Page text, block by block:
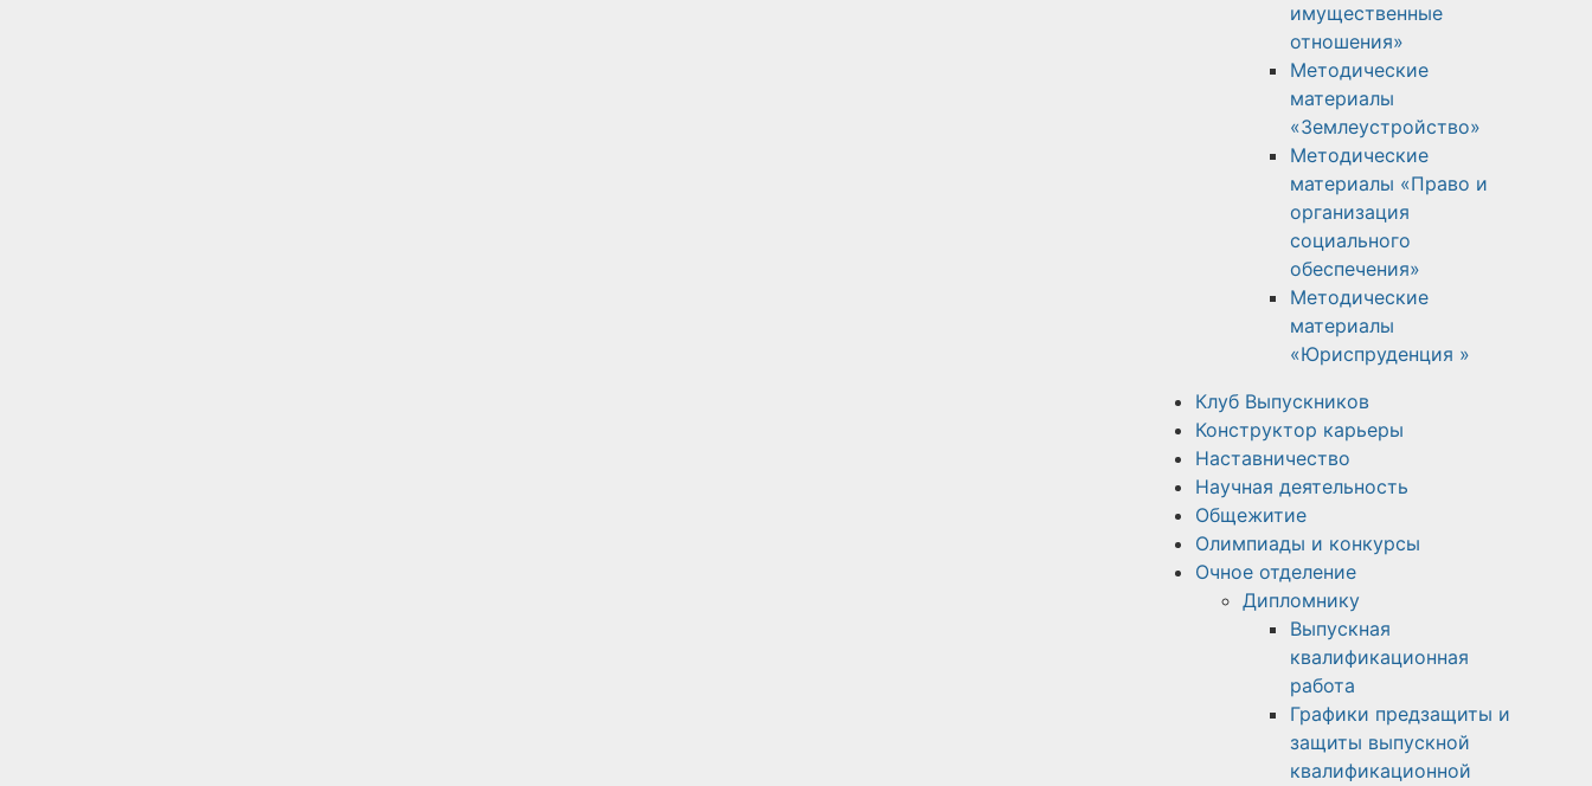
имущественные
отношения»
Методические
материалы
«Землеустройство»
Методические
материалы «Право и
организация
социального
обеспечения»
Методические
материалы
«Юриспруденция »
Клуб Выпускников
Конструктор карьеры
Наставничество
Научная деятельность
Общежитие
Олимпиады и конкурсы
Очное отделение
Дипломнику
Выпускная
квалификационная
работа
Графики предзащиты и
защиты выпускной
квалификационной